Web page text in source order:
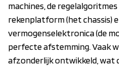
machines, de
rekenplatform (het chassis)
vermogenselektronica (de
perfecte afstemming. Vaak
afzonderlijk ontwikkeld, wat